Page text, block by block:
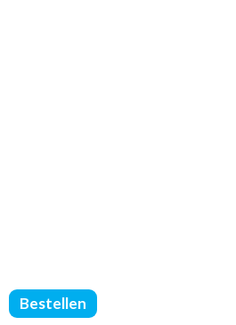
Catalogus
Gelijmd
Bestellen